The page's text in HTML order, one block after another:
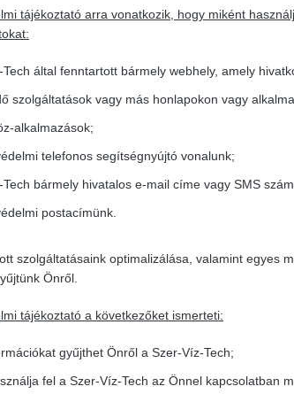
tájékoztató arra vonatkozik, hogy miként
által fenntartott bármely webhely, amely
szolgáltatások vagy más honlapokon vagy
alkalmazások;
telefonos segítségnyújtó vonalunk;
bármely hivatalos e-mail címe vagy SMS
postacímünk.
szolgáltatásaink optimalizálása, valamint egyes
Önről.
tájékoztató a következőket ismerteti:
gyűjthet Önről a Szer-Víz-Tech;
fel a Szer-Víz-Tech az Önnel kapcsolatban